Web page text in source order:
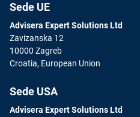
Sede UE
Advisera Expert Solutions Ltd
Zavizanska 12
10000 Zagreb
Croatia, European Union
Sede USA
Advisera Expert Solutions Ltd